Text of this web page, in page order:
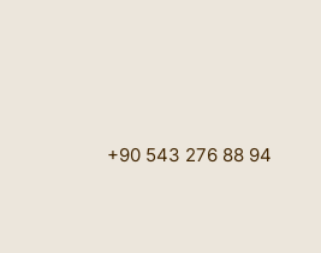
+90 543 276 88 94